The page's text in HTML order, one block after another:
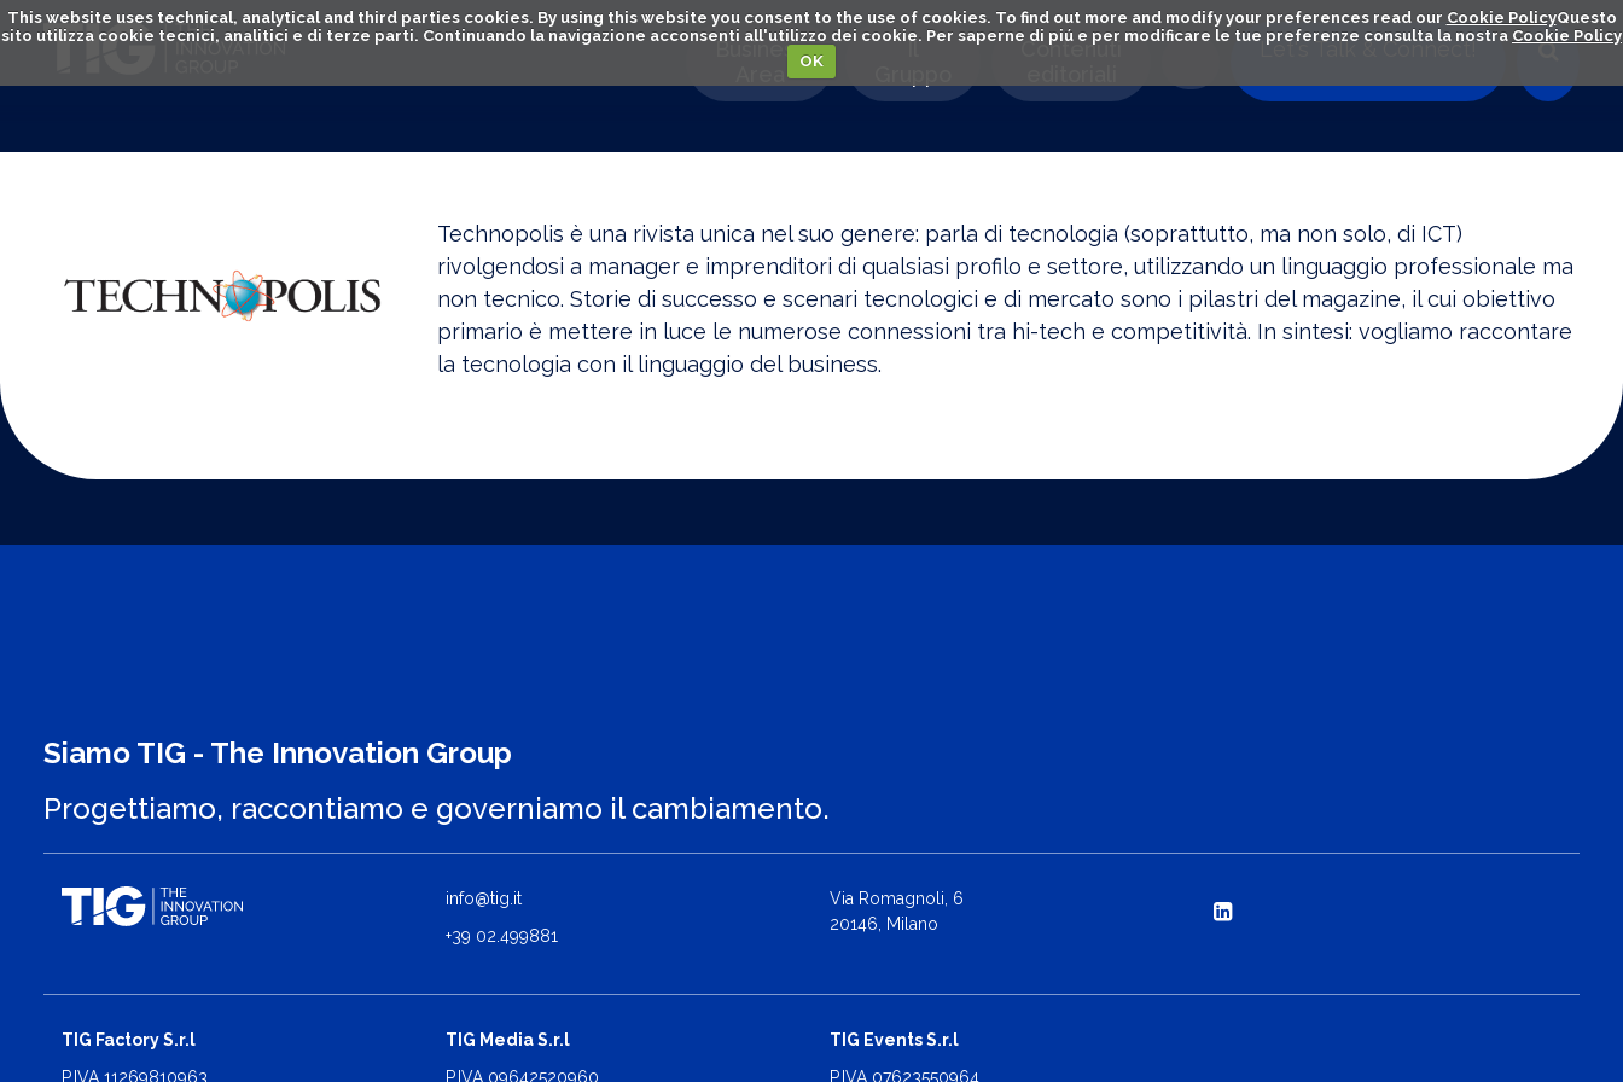
This website uses technical, analytical and third parties cookies. By using this website you consent to the use of cookies. To find out more and modify your preferences read our Cookie PolicyQuesto
sito utilizza cookie tecnici, analitici e di terze parti. Continuando la navigazione acconsenti all'utilizzo dei cookie. Per saperne di piú e per modificare le tue preferenze consulta la nostra Cookie Policy
OK
Let's Talk & Connect!
Business
Il
Contenuti
Technopolis è una rivista unica nel suo genere: parla di tecnologia (soprattutto, ma non solo, di ICT)
rivolgendosi a manager e imprenditori di qualsiasi profilo e settore, utilizzando un linguaggio professionale ma
non tecnico. Storie di successo e scenari tecnologici e di mercato sono i pilastri del magazine, il cui obiettivo
primario è mettere in luce le numerose connessioni tra hi-tech e competitività. In sintesi: vogliamo raccontare
la tecnologia con il linguaggio del business.
Siamo TIG - The Innovation Group
Progettiamo, raccontiamo e governiamo il cambiamento.
info@tig.it
+39 02.499881
Via Romagnoli, 6
20146, Milano
TIG Factory S.r.l
P.IVA 11269810963
TIG Media S.r.l
P.IVA 09642520960
TIG Events S.r.l
P.IVA 07623550964